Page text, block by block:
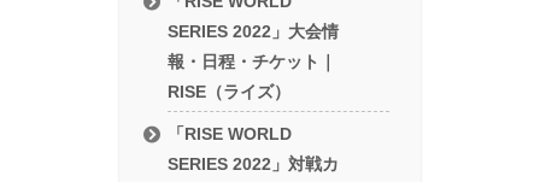
SERIES 2022」大会情
報・日程・チケット｜
RISE（ライズ）
「RISE WORLD
SERIES 2022」対戦カ